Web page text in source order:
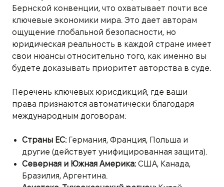
Бернской конвенции, что охватывает почти все
ключевые экономики мира. Это дает авторам
ощущение глобальной безопасности, но
юридическая реальность в каждой стране имеет
свои нюансы относительно того, как именно вы
будете доказывать приоритет авторства в суде.
Перечень ключевых юрисдикций, где ваши
права признаются автоматически благодаря
международным договорам:
Страны ЕС:Германия, Франция, Польша и
другие (действует унифицированная защита).
Северная и Южная Америка:США, Канада,
Бразилия, Аргентина.